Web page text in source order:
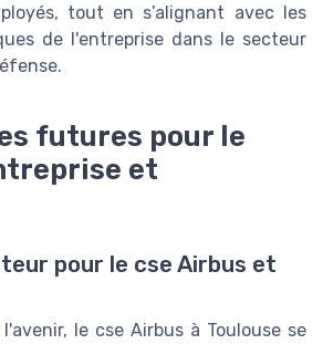
tout en s’alignant avec les
de l'entreprise dans le secteur
futures pour le
et
pour le cse Airbus et
le cse Airbus à Toulouse se